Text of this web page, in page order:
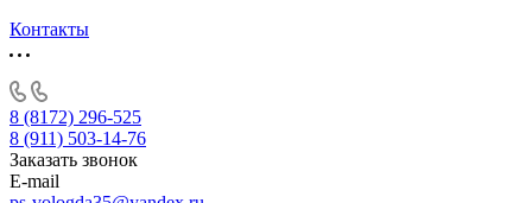
Контакты
8 (8172) 296-525
8 (911) 503-14-76
Заказать звонок
E-mail